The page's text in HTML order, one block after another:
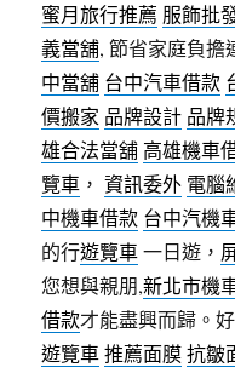
蜜月旅行推薦 服飾批
義當舖, 節省家庭負擔
中當舖 台中汽車借款
價搬家 品牌設計 品牌
雄合法當舖 高雄機車
覽車 ，資訊委外 電腦
中機車借款 台中汽機
的行遊覽車一日遊，
您想與親朋,新北市機
借款才能盡興而歸。
遊覽車 推薦面膜 抗皺